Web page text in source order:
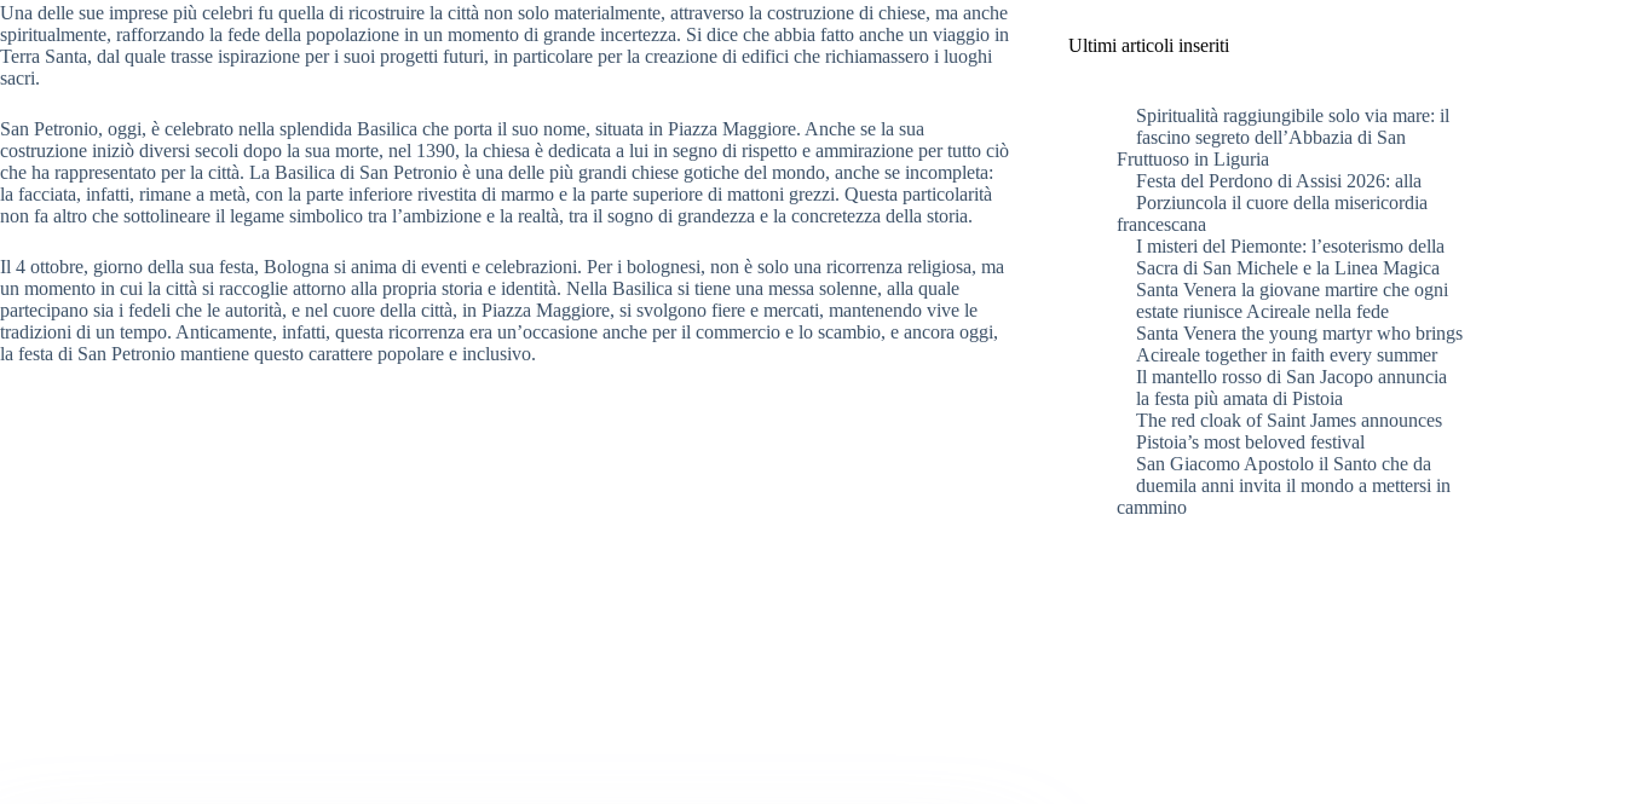
Una delle sue imprese più celebri fu quella di ricostruire la città non solo materialmente, attraverso la costruzione di chiese, ma anche
spiritualmente, rafforzando la fede della popolazione in un momento di grande incertezza. Si dice che abbia fatto anche un viaggio in
Terra Santa, dal quale trasse ispirazione per i suoi progetti futuri, in particolare per la creazione di edifici che richiamassero i luoghi
sacri.
San Petronio, oggi, è celebrato nella splendida Basilica che porta il suo nome, situata in Piazza Maggiore. Anche se la sua
costruzione iniziò diversi secoli dopo la sua morte, nel 1390, la chiesa è dedicata a lui in segno di rispetto e ammirazione per tutto ciò
che ha rappresentato per la città. La Basilica di San Petronio è una delle più grandi chiese gotiche del mondo, anche se incompleta:
la facciata, infatti, rimane a metà, con la parte inferiore rivestita di marmo e la parte superiore di mattoni grezzi. Questa particolarità
non fa altro che sottolineare il legame simbolico tra l’ambizione e la realtà, tra il sogno di grandezza e la concretezza della storia.
Il 4 ottobre, giorno della sua festa, Bologna si anima di eventi e celebrazioni. Per i bolognesi, non è solo una ricorrenza religiosa, ma
un momento in cui la città si raccoglie attorno alla propria storia e identità. Nella Basilica si tiene una messa solenne, alla quale
partecipano sia i fedeli che le autorità, e nel cuore della città, in Piazza Maggiore, si svolgono fiere e mercati, mantenendo vive le
tradizioni di un tempo. Anticamente, infatti, questa ricorrenza era un’occasione anche per il commercio e lo scambio, e ancora oggi,
la festa di San Petronio mantiene questo carattere popolare e inclusivo.
Ultimi articoli inseriti
Spiritualità raggiungibile solo via mare: il
fascino segreto dell’Abbazia di San
Fruttuoso in Liguria
Festa del Perdono di Assisi 2026: alla
Porziuncola il cuore della misericordia
francescana
I misteri del Piemonte: l’esoterismo della
Sacra di San Michele e la Linea Magica
Santa Venera la giovane martire che ogni
estate riunisce Acireale nella fede
Santa Venera the young martyr who brings
Acireale together in faith every summer
Il mantello rosso di San Jacopo annuncia
la festa più amata di Pistoia
The red cloak of Saint James announces
Pistoia’s most beloved festival
San Giacomo Apostolo il Santo che da
duemila anni invita il mondo a mettersi in
cammino